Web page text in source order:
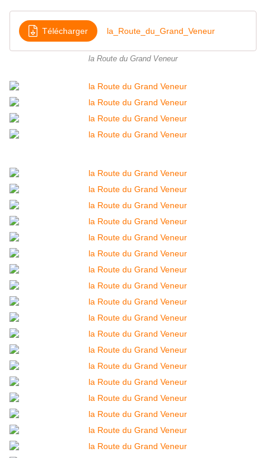
Télécharger la_Route_du_Grand_Veneur
la Route du Grand Veneur